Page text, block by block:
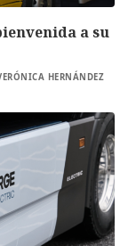
a su
HERNÁNDEZ